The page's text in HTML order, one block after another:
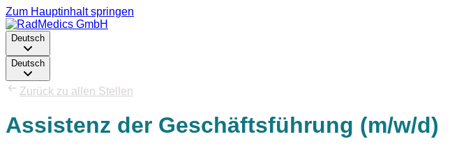
Zum Hauptinhalt springen
Deutsch
Deutsch
Zurück zu allen Stellen
Assistenz der Geschäftsführung (m/w/d)